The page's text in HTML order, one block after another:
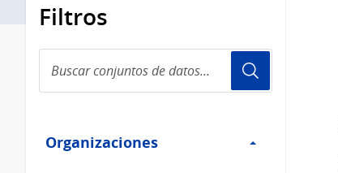
Filtros
conjuntos
de
Organizaciones
Organizaciones